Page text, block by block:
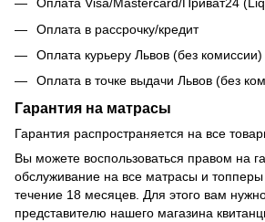
Оплата в рассрочку/кредит
Оплата курьеру Львов (без комиссии)
Оплата в точке выдачи Львов (без
Гарантия на матрасы
Гарантия распространяется на все
Вы можете воспользоваться правом на
обслуживание на все матрасы и
течение 18 месяцев. Для этого вам
представителю нашего магазина